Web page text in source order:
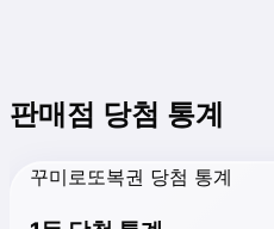
판매점 당첨 통계
꾸미로또복권 당첨 통계